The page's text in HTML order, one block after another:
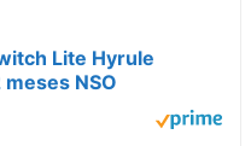
Lite Hyrule
NSO